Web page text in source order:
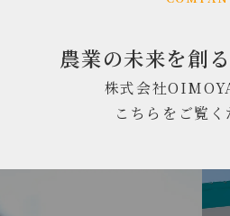
農業の未来を創
株式会社
こちらをご覧く